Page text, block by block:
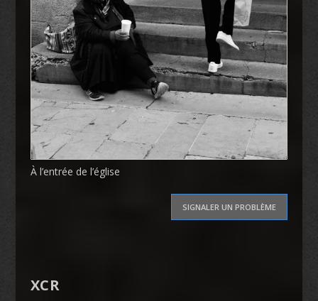
À l’entrée de l’église
SIGNALER UN PROBLÈME
XCR